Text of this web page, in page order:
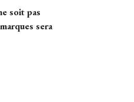
soit pas
sera